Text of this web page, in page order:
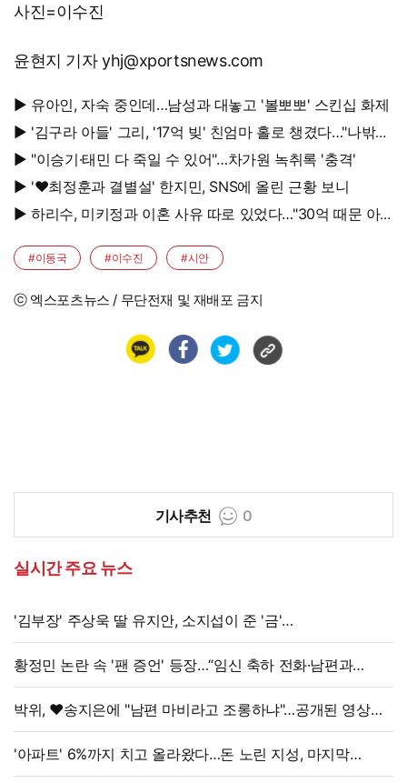
사진=이수진
윤현지 기자 yhj@xportsnews.com
▶ 유아인, 자숙 중인데…남성과 대놓고 '볼뽀뽀' 스킨십 화제
▶ '김구라 아들' 그리, '17억 빚' 친엄마 홀로 챙겼다…"나밖에
없어, 연락 꾸준히 하는 중"
▶ "이승기·태민 다 죽일 수 있어"…차가원 녹취록 '충격'
▶ '♥최정훈과 결별설' 한지민, SNS에 올린 근황 보니
▶ 하리수, 미키정과 이혼 사유 따로 있었다…"30억 때문 아
냐"
#이동국 #이수진 #시안
ⓒ 엑스포츠뉴스 / 무단전재 및 재배포 금지
기사추천 0
실시간 주요 뉴스
'김부장' 주상욱 딸 유지안, 소지섭이 준 '금'
방치했다…"비누인 줄"
황정민 논란 속 '팬 증언' 등장…“임신 축하 전화·남편과
식사도”
박위, ♥송지은에 "남편 마비라고 조롱하냐"…공개된 영상
보니
'아파트' 6%까지 치고 올라왔다…돈 노린 지성, 마지막
선택은